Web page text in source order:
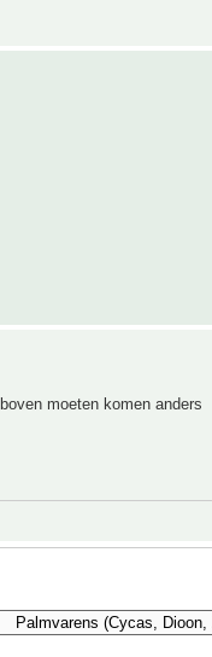
moeten komen anders